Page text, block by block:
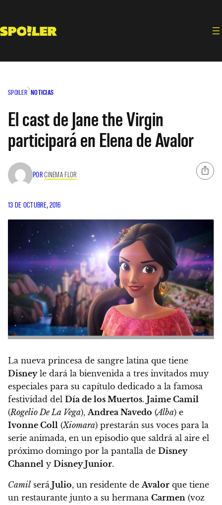
contenido
SPOILER NOTICIAS
El cast de Jane the Virgin
participará en Elena de Avalor
PORCINEMA FLOR
13 DE OCTUBRE, 2016
La nueva princesa de sangre latina que tiene
Disneyle dará la bienvenida a tres invitados muy
especiales para su capítulo dedicado a la famosa
festividad del Día de los Muertos. Jaime Camil
(Rogelio De La Vega),Andrea Navedo (Alba) e
Ivonne Coll (Xiomara) prestarán sus voces para la
serie animada, en un episodio que saldrá al aire el
próximo domingo por la pantalla de Disney
Channel y Disney Junior.
Camil será Julio, un residente deAvalor que tiene
un restaurante junto a su hermana Carmen (voz